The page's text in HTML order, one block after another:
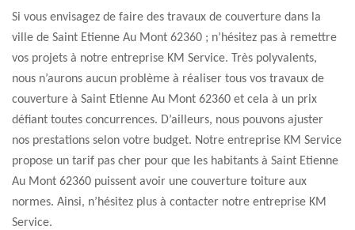
Si vous envisagez de faire des travaux de couverture dans la
ville de Saint Etienne Au Mont 62360 ; n’hésitez pas à remettre
vos projets à notre entreprise KM Service. Très polyvalents,
nous n’aurons aucun problème à réaliser tous vos travaux de
couverture à Saint Etienne Au Mont 62360 et cela à un prix
défiant toutes concurrences. D’ailleurs, nous pouvons ajuster
nos prestations selon votre budget. Notre entreprise KM Service
propose un tarif pas cher pour que les habitants à Saint Etienne
Au Mont 62360 puissent avoir une couverture toiture aux
normes. Ainsi, n’hésitez plus à contacter notre entreprise KM
Service.